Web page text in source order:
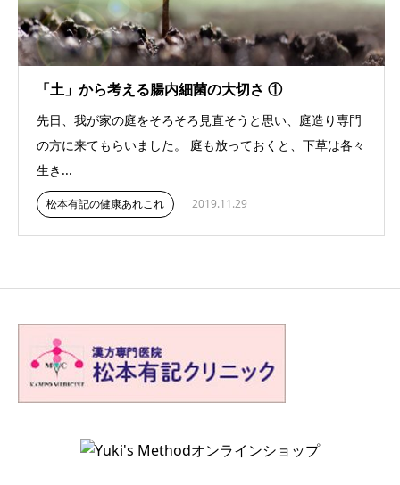
「土」から考える腸内細菌の大切さ ①
先日、我が家の庭をそろそろ見直そうと思い、庭造り専門
の方に来てもらいました。 庭も放っておくと、下草は各々
生き...
松本有記の健康あれこれ 2019.11.29